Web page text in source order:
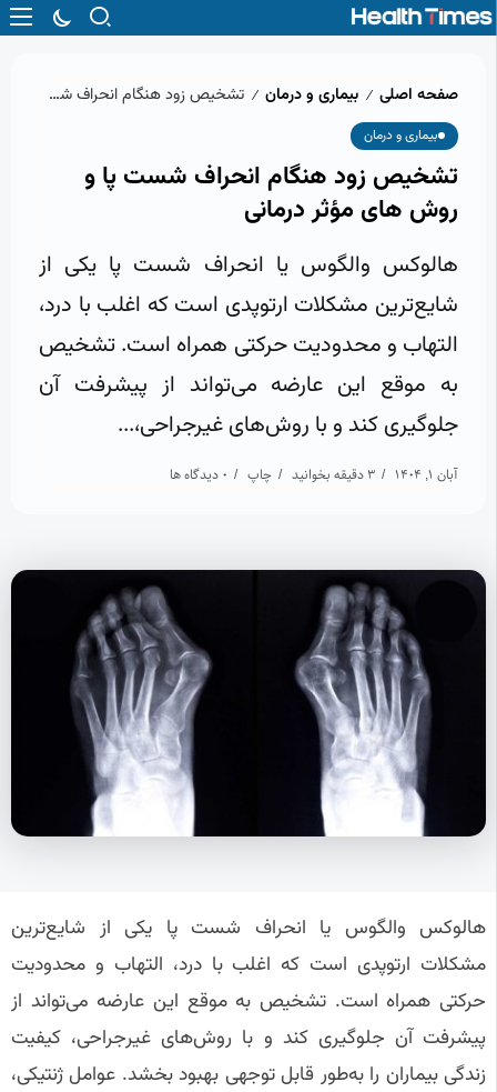
صفحه اصلی / بیماری و درمان / تشخیص زود هنگام انحراف شست پا و روش‌ های مؤثر درمانی
بیماری و درمان
تشخیص زود هنگام انحراف شست پا و
روش‌ های مؤثر درمانی
هالوکس والگوس یا انحراف شست پا یکی از
شایع‌ترین مشکلات ارتوپدی است که اغلب با درد،
التهاب و محدودیت حرکتی همراه است. تشخیص
به موقع این عارضه می‌تواند از پیشرفت آن
جلوگیری کند و با روش‌های غیرجراحی،...
آبان 1, 1404 3 دقیقه بخوانید چاپ 0 دیدگاه ها
هالوکس والگوس یا انحراف شست پا یکی از شایع‌ترین
مشکلات ارتوپدی است که اغلب با درد، التهاب و محدودیت
حرکتی همراه است. تشخیص به موقع این عارضه می‌تواند از
پیشرفت آن جلوگیری کند و با روش‌های غیرجراحی، کیفیت
زندگی بیماران را به‌طور قابل توجهی بهبود بخشد. عوامل ژنتیکی،